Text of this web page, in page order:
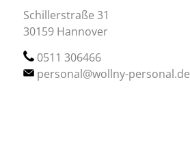
Schillerstraße 31
30159 Hannover
0511 306466
personal@wollny-personal.de